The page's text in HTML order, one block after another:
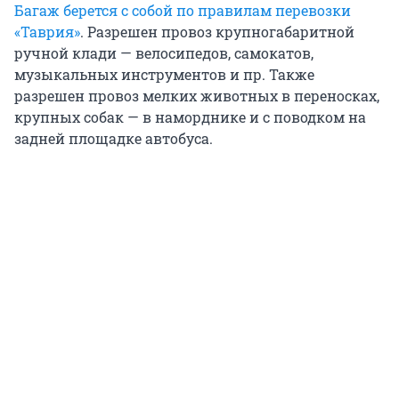
Багаж берется с собой по правилам перевозки
«Таврия». Разрешен провоз крупногабаритной
ручной клади — велосипедов, самокатов,
музыкальных инструментов и пр. Также
разрешен провоз мелких животных в переносках,
крупных собак — в наморднике и с поводком на
задней площадке автобуса.